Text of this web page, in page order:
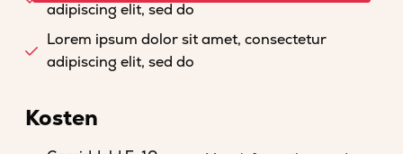
adipiscing elit, sed do
Lorem ipsum dolor sit amet, consectetur
adipiscing elit, sed do
Kosten